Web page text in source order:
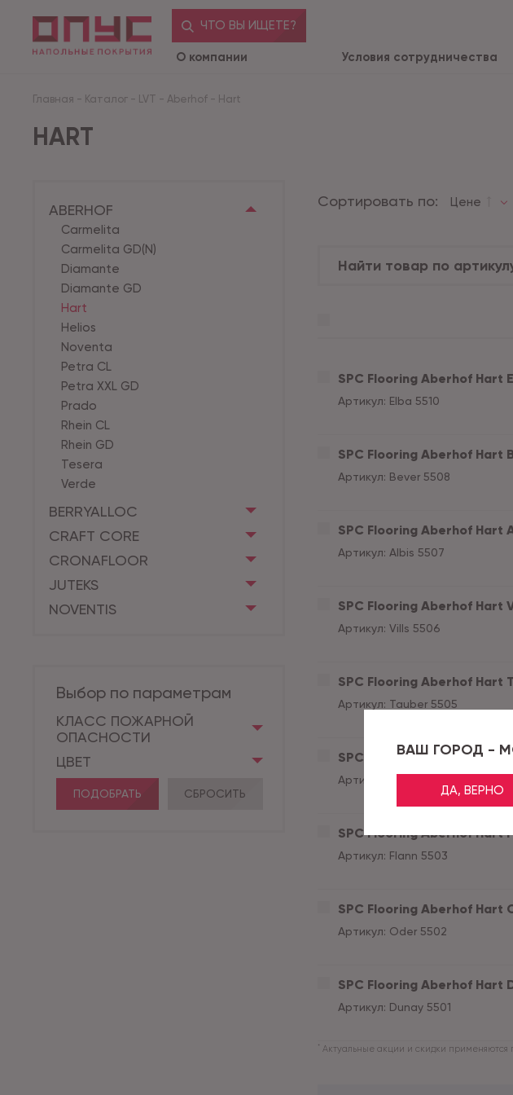
ВАШ ГОРОД -
ДА, ВЕРНО
ЧТО ВЫ ИЩЕТЕ?
О компании Условия сотрудничества
Главная - Каталог - LVT - Aberhof - Hart
HART
ABERHOF
Carmelita
Carmelita GD(N)
Diamante
Diamante GD
Hart
Helios
Noventa
Petra CL
Petra XXL GD
Prado
Rhein CL
Rhein GD
Tesera
Verde
BERRYALLOC
CRAFT CORE
CRONAFLOOR
JUTEKS
NOVENTIS
Выбор по параметрам
КЛАСС ПОЖАРНОЙ
ОПАСНОСТИ
ЦВЕТ
ПОДОБРАТЬ СБРОСИТЬ
Сортировать по: Цене
SPC Flooring Aberhof Hart
Артикул: Elba 5510
SPC Flooring Aberhof Hart
Артикул: Bever 5508
SPC Flooring Aberhof Hart
Артикул: Albis 5507
SPC Flooring Aberhof Hart
Артикул: Vills 5506
SPC Flooring Aberhof Hart
Артикул: Tauber 5505
SPC Flooring Aberhof Hart
Артикул:
SPC Flooring Aberhof Hart
Артикул: Flann 5503
SPC Flooring Aberhof Hart
Артикул: Oder 5502
SPC Flooring Aberhof Hart
Артикул: Dunay 5501
* Актуальные акции и скидки применяются